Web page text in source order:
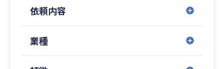
依頼内容
業種